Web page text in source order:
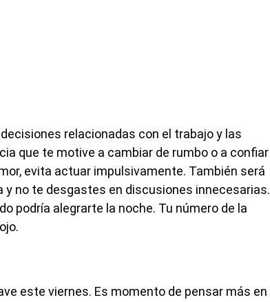
relacionadas con el trabajo y las
que te motive a cambiar de rumbo o a confiar
evita actuar impulsivamente. También será
no te desgastes en discusiones innecesarias.
podría alegrarte la noche. Tu número de la
este viernes. Es momento de pensar más en